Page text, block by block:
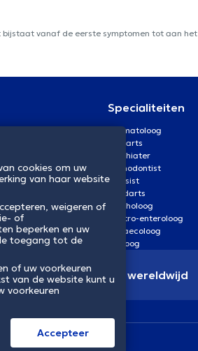
vanaf de eerste symptomen tot aan
Specialiteiten
Dermatoloog
Oogarts
Psychiater
Orthodontist
Kinesist
Tandarts
Psycholoog
Gastro-enteroloog
Gynaecoloog
Uroloog
gezondheidssector wereldwijd
cookies om uw
van haar website
weigeren of
of
beperken en uw
toegang tot de
of uw voorkeuren
van de website kunt u
voorkeuren
Αccepteer